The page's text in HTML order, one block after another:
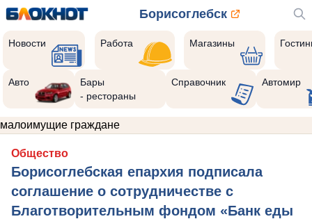
Борисоглебск
Новости Работа Магазины
Авто
Бары
- рестораны
Справочник Автомир
малоимущие граждане
Общество
Борисоглебская епархия подписала
соглашение о сотрудничестве с
Благотворительным фондом «Банк еды